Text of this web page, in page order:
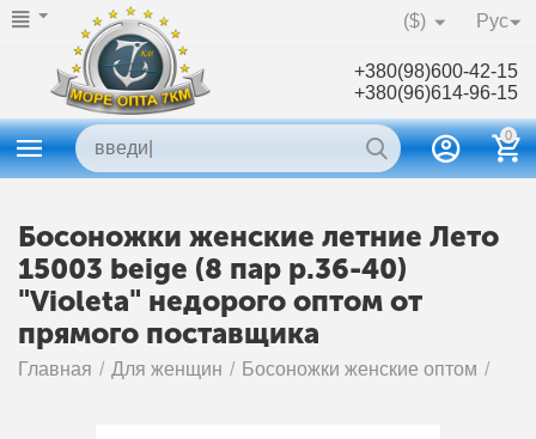
Рус
($)
+380(98)600-42-15
+380(96)614-96-15
0
Босоножки женские летние Лето
15003 beige (8 пар р.36-40)
"Violeta" недорого оптом от
прямого поставщика
Главная / Для женщин / Босоножки женские оптом /